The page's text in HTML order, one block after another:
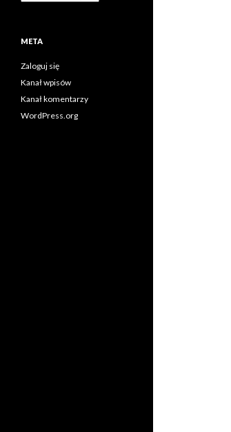
META
Zaloguj się
Kanał wpisów
Kanał komentarzy
WordPress.org